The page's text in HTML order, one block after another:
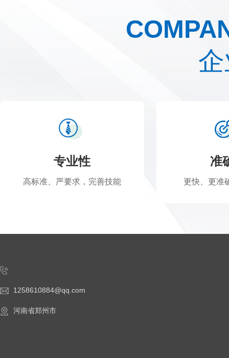
生产企业提供稳定产能
所有产品均遵循“低耗、
服务体系的完善是我
始，我们会安排专业人
需求，提供定制化的设
于全国多个省份的客户，
累了丰富的应用案例。我
专业性
高标准、严要求，完善技能
准
更快、更准
1258610884@qq.com
河南省郑州市